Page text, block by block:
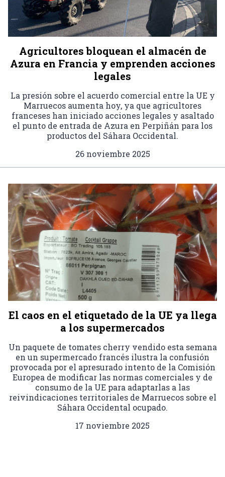
Agricultores bloquean el almacén de
Azura en Francia y emprenden acciones
legales
La presión sobre el acuerdo comercial entre la UE y
Marruecos aumenta hoy, ya que agricultores
franceses han iniciado acciones legales y asaltado
el punto de entrada de Azura en Perpiñán para los
productos del Sáhara Occidental.
26 noviembre 2025
El caos en el etiquetado de la UE ya llega
a los supermercados
Un paquete de tomates cherry vendido esta semana
en un supermercado francés ilustra la confusión
provocada por el apresurado intento de la Comisión
Europea de modificar las normas comerciales y de
consumo de la UE para adaptarlas a las
reivindicaciones territoriales de Marruecos sobre el
Sáhara Occidental ocupado.
17 noviembre 2025